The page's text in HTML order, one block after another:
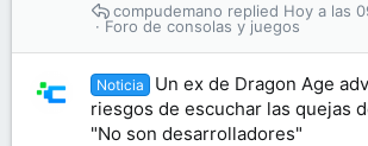
Foro de consolas y juegos
Hoy a las
compudemano
Noticia
Un ex de Dragon Age
riesgos de escuchar las quejas
"No son desarrolladores"